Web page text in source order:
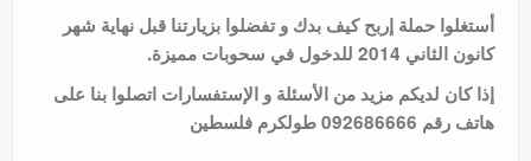
أستغلوا حملة إربح كيف بدك و تفضلوا بزيارتنا قبل نهاية شهر
كانون الثاني 2014 للدخول في سحوبات مميزة.
إذا كان لديكم مزيد من الأسئلة و الإستفسارات اتصلوا بنا على
هاتف رقم 092686666 طولكرم فلسطين